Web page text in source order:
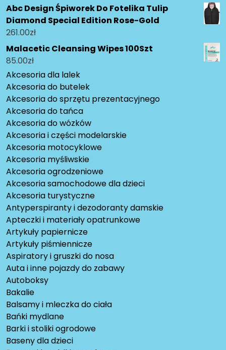
Abc Design Śpiworek Do Fotelika Tulip
Diamond Special Edition Rose-Gold
261.00zł
Malacetic Cleansing Wipes 100Szt
85.00zł
Akcesoria dla lalek
Akcesoria do butelek
Akcesoria do sprzętu prezentacyjnego
Akcesoria do tańca
Akcesoria do wózków
Akcesoria i części modelarskie
Akcesoria motocyklowe
Akcesoria myśliwskie
Akcesoria ogrodzeniowe
Akcesoria samochodowe dla dzieci
Akcesoria turystyczne
Antyperspiranty i dezodoranty damskie
Apteczki i materiały opatrunkowe
Artykuły papiernicze
Artykuły piśmiennicze
Aspiratory i gruszki do nosa
Auta i inne pojazdy do zabawy
Autoboksy
Bakalie
Balsamy i mleczka do ciała
Bańki mydlane
Barki i stoliki ogrodowe
Baseny dla dzieci